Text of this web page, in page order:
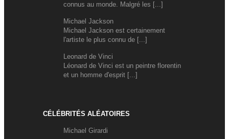
connus au monde. Malgré les [...]
Michael Jackson
Michael Jackson est certainement
l'artiste le plus connu de [...]
Leonard de Vinci
Léonard de Vinci est un peintre florentin
et un homme d'esprit [...]
CÉLÉBRITÉS ALÉATOIRES
Michael Girardi